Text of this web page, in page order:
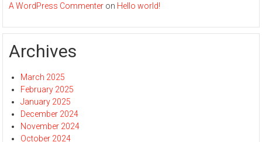
A WordPress Commenter on Hello world!
Archives
March 2025
February 2025
January 2025
December 2024
November 2024
October 2024